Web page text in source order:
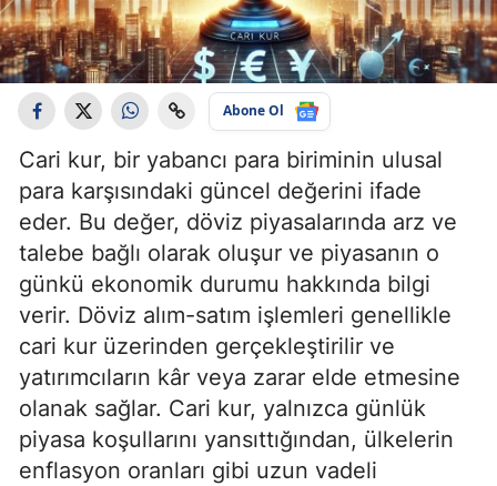
Abone Ol
Cari kur, bir yabancı para biriminin ulusal
para karşısındaki güncel değerini ifade
eder. Bu değer, döviz piyasalarında arz ve
talebe bağlı olarak oluşur ve piyasanın o
günkü ekonomik durumu hakkında bilgi
verir. Döviz alım-satım işlemleri genellikle
cari kur üzerinden gerçekleştirilir ve
yatırımcıların kâr veya zarar elde etmesine
olanak sağlar. Cari kur, yalnızca günlük
piyasa koşullarını yansıttığından, ülkelerin
enflasyon oranları gibi uzun vadeli